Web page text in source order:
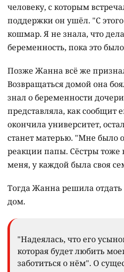
человеку, с которым
поддержки он ушёл. "С
кошмар. Я не знала, что
беременность, пока это
Позже Жанна всё же
Возвращаться домой она
знал о беременности
представляла, как сообщит
окончила университет,
станет матерью. "Мне было
реакции папы. Сёстры тоже
меня, у каждой была своя
Тогда Жанна решила отдать
дом.
"Надеялась, что его
которая будет любить
заботиться о нём". О